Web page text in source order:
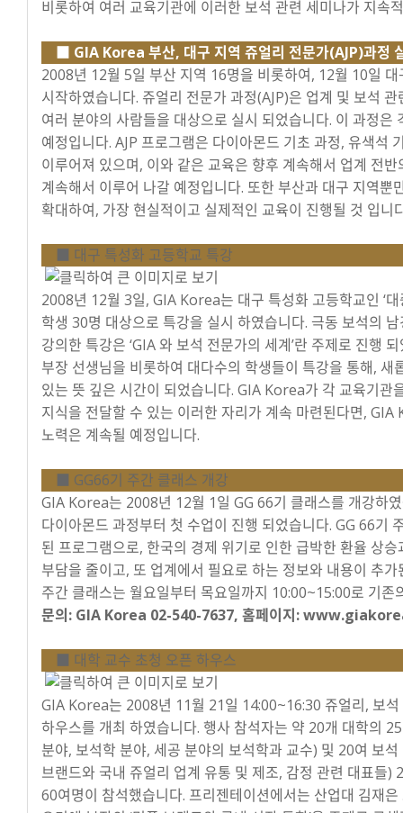
비롯하여 여러 교육기관에 이러한 보석 관련 세미나가 지속
■ GIA Korea 부산, 대구 지역 쥬얼리 전문가(AJP)과정
2008년 12월 5일 부산 지역 16명을 비롯하여, 12월 10일
시작하였습니다. 쥬얼리 전문가 과정(AJP)은 업계 및 보석
여러 분야의 사람들을 대상으로 실시 되었습니다. 이 과정
예정입니다. AJP 프로그램은 다이아몬드 기초 과정, 유색석
이루어져 있으며, 이와 같은 교육은 향후 계속해서 업계 전
계속해서 이루어 나갈 예정입니다. 또한 부산과 대구 지역
확대하여, 가장 현실적이고 실제적인 교육이 진행될 것 입니
■ 대구 특성화 고등학교 특강
2008년 12월 3일, GIA Korea는 대구 특성화 고등학교인 ‘
학생 30명 대상으로 특강을 실시 하였습니다. 극동 보석의
강의한 특강은 ‘GIA 와 보석 전문가의 세계’란 주제로 진행
부장 선생님을 비롯하여 대다수의 학생들이 특강을 통해,
있는 뜻 깊은 시간이 되었습니다. GIA Korea가 각 교육기관
지식을 전달할 수 있는 이러한 자리가 계속 마련된다면,
노력은 계속될 예정입니다.
■ GG66기 주간 클래스 개강
GIA Korea는 2008년 12월 1일 GG 66기 클래스를 개강하
다이아몬드 과정부터 첫 수업이 진행 되었습니다. GG 66기
된 프로그램으로, 한국의 경제 위기로 인한 급박한 환율 상
부담을 줄이고, 또 업계에서 필요로 하는 정보와 내용이 추
주간 클래스는 월요일부터 목요일까지 10:00~15:00로 기존
문의: GIA Korea 02-540-7637, 홈페이지:
■ 대학 교수 초청 오픈 하우스
GIA Korea는 2008년 11월 21일 14:00~16:30 쥬얼리, 보
하우스를 개최 하였습니다. 행사 참석자는 약 20개 대학의
분야, 보석학 분야, 세공 분야의 보석학과 교수) 및 20여 보
브랜드와 국내 쥬얼리 업계 유통 및 제조, 감정 관련 대표들)
60여명이 참석했습니다. 프리젠테이션에서는 산업대 김재은